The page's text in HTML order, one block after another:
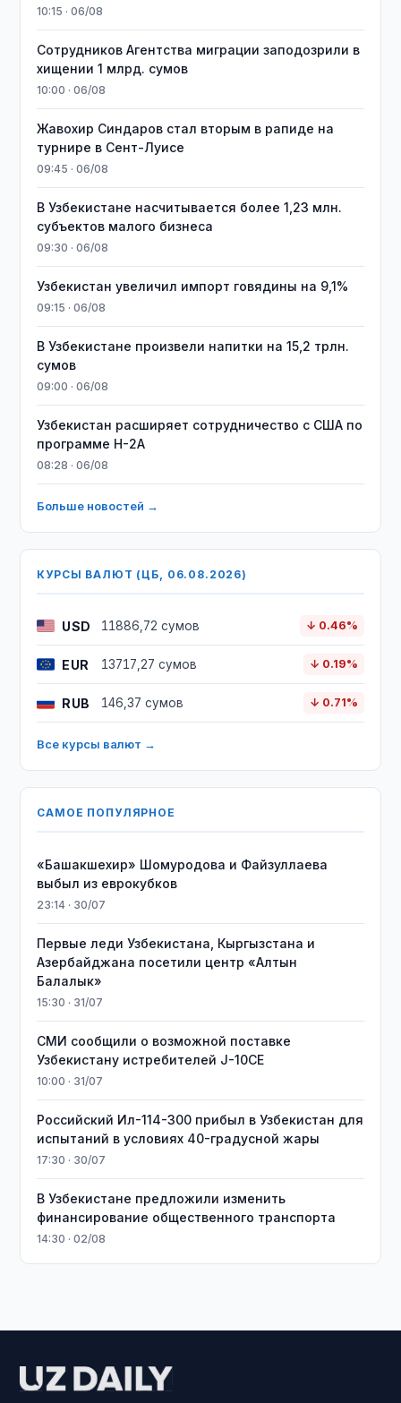
10:15 · 06/08
Сотрудников Агентства миграции заподозрили в
хищении 1 млрд. сумов
10:00 · 06/08
Жавохир Синдаров стал вторым в рапиде на
турнире в Сент-Луисе
09:45 · 06/08
В Узбекистане насчитывается более 1,23 млн.
субъектов малого бизнеса
09:30 · 06/08
Узбекистан увеличил импорт говядины на 9,1%
09:15 · 06/08
В Узбекистане произвели напитки на 15,2 трлн.
сумов
09:00 · 06/08
Узбекистан расширяет сотрудничество с США по
программе H-2A
08:28 · 06/08
Больше новостей →
КУРСЫ ВАЛЮТ (ЦБ, 06.08.2026)
USD 11886,72 сумов ↓ 0.46%
EUR 13717,27 сумов ↓ 0.19%
RUB 146,37 сумов ↓ 0.71%
Все курсы валют →
САМОЕ ПОПУЛЯРНОЕ
«Башакшехир» Шомуродова и Файзуллаева
выбыл из еврокубков
23:14 · 30/07
Первые леди Узбекистана, Кыргызстана и
Азербайджана посетили центр «Алтын
Балалык»
15:30 · 31/07
СМИ сообщили о возможной поставке
Узбекистану истребителей J-10CE
10:00 · 31/07
Российский Ил-114-300 прибыл в Узбекистан для
испытаний в условиях 40-градусной жары
17:30 · 30/07
В Узбекистане предложили изменить
финансирование общественного транспорта
14:30 · 02/08